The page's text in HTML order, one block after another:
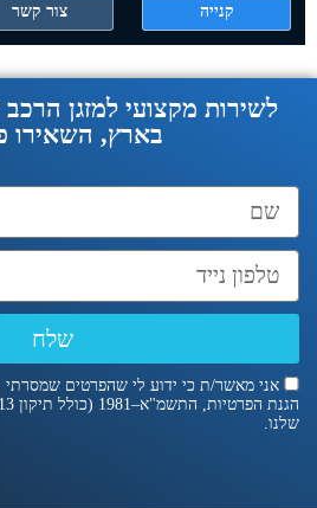
קנייה צור קשר
לשירות מקצועי למזגן
בארץ, השאירו
אני מאשר/ת כי ידוע לי שהפרטים שמסרתי
הגנת הפרטיות, התשמ"א–1981 (כולל תיקון 13), ובהתאם ל
שלנו.
שלח